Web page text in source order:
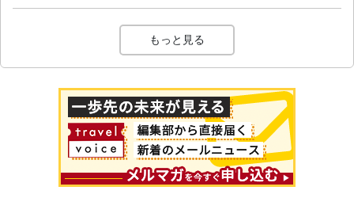
もっと見る